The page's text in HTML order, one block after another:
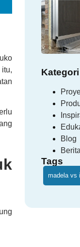
Kategori
Blog
Tags
madela vs